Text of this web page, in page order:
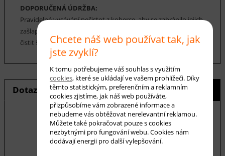
DOPORUČENÁ ÚDRŽBA:
Pravidelné vysávání nečistot z koberce, aby se zabránilo jejich
zašlapání do koberce. Cca jednou za 12-18 měsíců je možné
čistit šamponováním, nebo parní čištění koberce.
Dotaz na produkt Hlídání ceny
E-mail *
Chcete náš web používat tak, jak
jste zvyklí?
K tomu potřebujeme váš souhlas s využitím
cookies, které se ukládají ve vašem prohlížeči. Díky
těmto statistickým, preferenčním a reklamním
cookies zjistíme, jak náš web používáte,
přizpůsobíme vám zobrazené informace a
nebudeme vás obtěžovat nerelevantní reklamou.
Můžete také pokračovat pouze s cookies
nezbytnými pro fungování webu. Cookies nám
dodávají energii pro další vylepšování.